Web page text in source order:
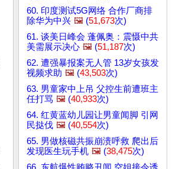
60. 印度测试5G网络 合作厂商排
除华为中兴 🖼️ (51,673次)
61. 谈美日峰会 蓬佩奥：震慑中共
美需展示决心 🖼️ (51,187次)
62. 遭强暴报案无人管 13岁女孩发
视频求助 🖼️ (43,503次)
63. 男童家中上吊 父控生前遭班主
任打骂 🖼️ (40,933次)
64. 红黄蓝幼儿园让男童闻脚 引网
民挞伐 🖼️ (40,554次)
65. 男做核磁共振崩溃呼救 爬出后
发现医生玩手机 🖼️ (38,475次)
66. 东航爆性贿赂丑闻 空姐接令诱